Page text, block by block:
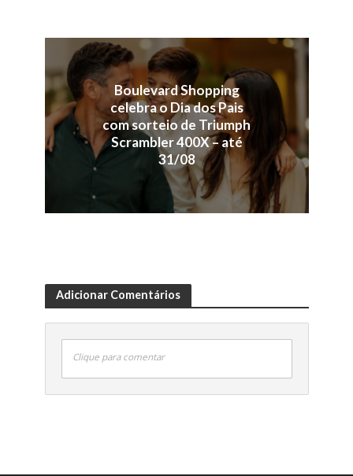
Boulevard Shopping
celebra o Dia dos Pais
com sorteio de Triumph
Scrambler 400X – até
31/08
Adicionar Comentários
Clique para comentar